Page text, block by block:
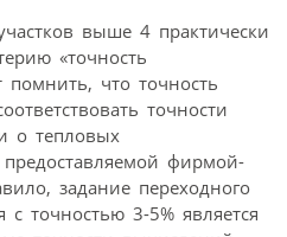
выше 4 практически
«точность
помнить, что точность
точности
о тепловых
предоставляемой фирмой-
задание переходного
с точностью 3-5% является